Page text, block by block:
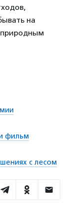
на
природным
фильм
с лесом